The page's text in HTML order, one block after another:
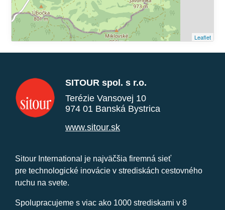
Leaflet
SITOUR spol. s r.o.
Terézie Vansovej 10
974 01 Banská Bystrica
www.sitour.sk
Sitour International je najväčšia firemná sieť
pre technologické inovácie v strediskách cestovného
ruchu na svete.
Spolupracujeme s viac ako 1000 strediskami v 8